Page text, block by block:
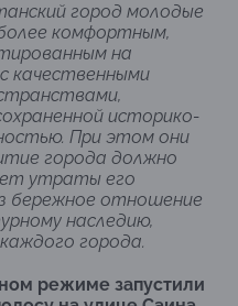
город молодые
комфортным,
на
качественными
историко-
При этом они
города должно
утраты его
бережное отношение
наследию,
города.
режиме запустили